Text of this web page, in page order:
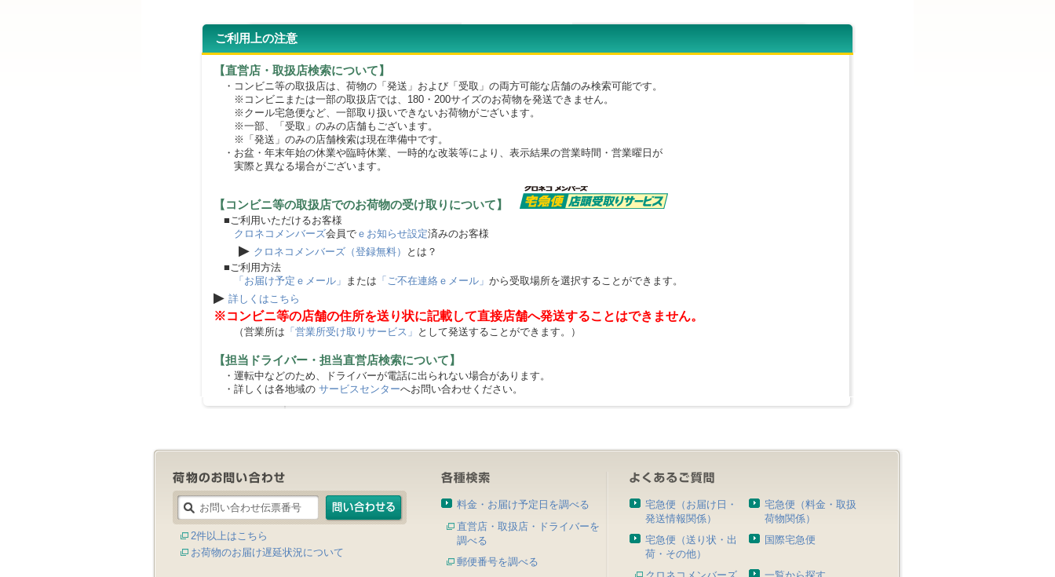
ご利用上の注意
【直営店・取扱店検索について】
・コンビニ等の取扱店は、荷物の「発送」および「受取」の両方可能な店舗のみ検索可能です。
※コンビニまたは一部の取扱店では、180・200サイズのお荷物を発送できません。
※クール宅急便など、一部取り扱いできないお荷物がございます。
※一部、「受取」のみの店舗もございます。
※「発送」のみの店舗検索は現在準備中です。
・お盆・年末年始の休業や臨時休業、一時的な改装等により、表示結果の営業時間・営業曜日が
実際と異なる場合がございます。
【コンビニ等の取扱店でのお荷物の受け取りについて】
■ご利用いただけるお客様
クロネコメンバーズ会員で ｅお知らせ設定済みのお客様
▶ クロネコメンバーズ（登録無料）
とは？
■ご利用方法
「お届け予定ｅメール」 または 「ご不在連絡ｅメール」 から受取場所を選択することができます。
▶ 詳しくはこちら
※コンビニ等の店舗の住所を送り状に記載して直接店舗へ発送することはできません。
（営業所は 「営業所受け取りサービス」 として発送することができます。）
【担当ドライバー・担当直営店検索について】
・運転中などのため、ドライバーが電話に出られない場合があります。
・詳しくは各地域の サービスセンターへお問い合わせください。
2件以上はこちら
お荷物のお届け遅延状況について
料金・お届け予定日を調べる
直営店・取扱店・ドライバーを
調べる
郵便番号を調べる
宅急便（お届け日・
発送情報関係）
宅急便（料金・取扱
荷物関係）
宅急便（送り状・出
荷・その他）
国際宅急便